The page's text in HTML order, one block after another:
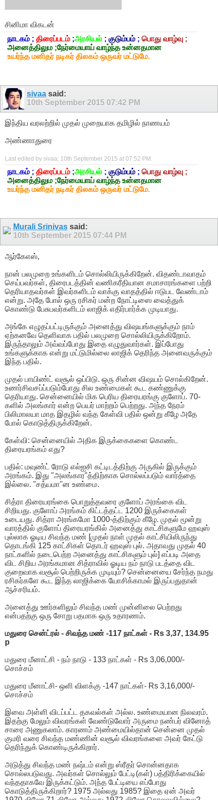
சினிமா விகடன்
நாடகம் ; திரைப்படம் ;அரசியல் ; குடும்பம் ; பொது வாழ்வு ;
அனைத்திலும ;நேர்மையாய் வாழ்ந்த உன்னதமான
உயர்ந்த மனிதர் நடிகர் திலகம் ஒருவர் மட்டுமே.
sivaa said:
10th September 2015 07:42 PM
இந்திய வரலற்றில் முதல் முறையாக தமிழில் நாணயம்
அண்ணாதுரை
Last edited by sivaa; 10th September 2015 at 07:52 PM .
நாடகம் ; திரைப்படம் ;அரசியல் ; குடும்பம் ; பொது வாழ்வு ;
அனைத்திலும ;நேர்மையாய் வாழ்ந்த உன்னதமான
உயர்ந்த மனிதர் நடிகர் திலகம் ஒருவர் மட்டுமே.
Murali Srinivas said:
10th September 2015 07:44 PM
ஆர்கேஎஸ்,
நான் பலமுறை உங்களிடம் சொல்லியிருக்கிறேன். விதண்டாவாதம்
செய்பவர்கள், திரைபடத்தின் வணிகரீதியான சமாசாரங்களை பற்றி
தெரியாதவர்கள் இவர்களிடம் வாக்கு வாதத்தில் ஈடுபட வேண்டாம்
என்று. அதே போல் ஒரு ரசிகர் மன்ற நோட்டிஸை வைத்துக்
கொண்டு பேசுபவர்களிடம் லாஜிக் எதிர்பார்க்க முடியாது.
அங்கே எழுதப்பட்டிருக்கும் அனைத்து விஷயங்களுக்கும் நாம்
ஏற்கனவே தெளிவாக பதில் பலமுறை சொல்லியிருக்கிறோம்.
இருந்தாலும் அவ்வப்போது இதை எழுதுவார்கள். இப்போது
உங்களுக்காக என்று மட்டுமில்லை லாஜிக் தெரிந்த அனைவருக்கும்
இந்த பதில்.
முதல் பாயிண்ட் வசூல் ஒப்பிடு. ஒரு சின்ன விஷயம் சொல்கிறேன்.
உணர்சிவசப்ப்படும்போது சில உண்மைகள் கூட கண்ணுக்கு
தெரியாது. சென்னையில் மிக பெரிய திரையரங்கு குளோப். 70-
களில் அலங்கார் என்ற பெயர் மாற்றம் பெற்றது. அந்த நேரம்
பிலிமாலயா மாத இதழில் வந்த கேள்வி பதில் ஒன்று கீழே அதே
போல் கொடுத்திருக்கிறேன்.
கேள்வி: சென்னையில் அதிக இருக்கைகளை கொண்ட
திரையரங்கம் எது?
பதில்: மவுண்ட் ரோடு எல்ஐசி கட்டிடத்திற்கு அருகில் இருக்கும்
அரங்கம். இது "அலங்கார"த்திற்காக சொல்லப்படும் வார்த்தை
இல்லை. "சத்யமா"ன உண்மை.
சித்ரா திரையரங்கை பொறுத்தவரை குளோப் அரங்கை விட
சிறியது. குளோப் அரங்கம் கிட்டத்தட்ட 1200 இருக்கைகள்
உடையது. சித்ரா அரங்கமோ 1000-த்திற்கும் கீழே. முதல் மூன்று
வாரத்தில் குளோப் திரையரங்கில் அனைத்து காட்சிகளுமே ஹவுஸ்
புல்லாக ஓடிய சிவந்த மண் [முதல் நாள் முதல் காட்சியிலிருந்து
தொடங்கி 125 காட்சிகள் தொடர் ஹவுஸ் புல். அதாவது முதல் 40
நாட்களில் நடைபெற்ற அனைத்து காட்சிகளும் புல்] எப்படி அதை
விட சிறிய அரங்கமான சித்ராவில் ஓடிய நம் நாடு படத்தை விட
குறைவாக வசூல் பெற்றிருக்க முடியும்? சென்னையை சேர்ந்த நமது
ரசிகர்களே கூட இந்த லாஜிக்கை யோசிக்காமல் இருப்பதுதான்
ஆச்சரியம்.
அனைத்து ஊர்களிலும் சிவந்த மண் முன்னிலை பெற்றது
என்பதற்கு ஒரு சோறு பதமாக ஒரு உதாரணம்.
மதுரை சென்ட்ரல் - சிவந்த மண் -117 நாட்கள் - Rs 3,37, 134.95
p
மதுரை மீனாட்சி - நம் நாடு - 133 நாட்கள் - Rs 3,06,000/-
சொச்சம்
மதுரை மீனாட்சி- ஒளி விளக்கு -147 நாட்கள்- Rs 3,16,000/-
சொச்சம்
இவை அள்ளி விடப்பட்ட தகவல்கள் அல்ல. உண்மையான நிலவரம்.
இதற்கு மேலும் விவரங்கள் வேண்டுவோர் அருமை நண்பர் வினோத்
சாரை அணுகலாம். காரணம் அண்மையில்தான் சென்னை முதல்
குமரி வரை சிவந்த மண்ணின் வசூல் விவரங்களை அவர் கேட்டு
தெரிந்துக் கொண்டிருக்கிறார்.
அடுத்து சிவந்த மண் நஷ்டம் என்று ஸ்ரீதர் சொன்னதாக
சொல்லபடுவது. அவர்கள் சொல்லும் பேட்டி(கள்) பத்திரிக்கையில்
வந்ததாகவே இருக்கட்டும். அந்த பேட்டியை எப்போது
கொடுத்திருக்கிறார்? 1975 அல்லது 1985? இதை ஏன் அவர்